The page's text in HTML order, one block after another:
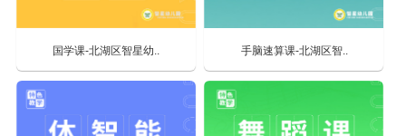
国学课-北湖区智星幼.. 手脑速算课-北湖区智..